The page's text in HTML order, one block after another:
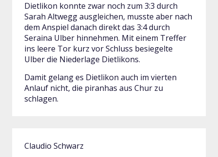
Dietlikon konnte zwar noch zum 3:3 durch
Sarah Altwegg ausgleichen, musste aber nach
dem Anspiel danach direkt das 3:4 durch
Seraina Ulber hinnehmen. Mit einem Treffer
ins leere Tor kurz vor Schluss besiegelte
Ulber die Niederlage Dietlikons.
Damit gelang es Dietlikon auch im vierten
Anlauf nicht, die piranhas aus Chur zu
schlagen.
Claudio Schwarz